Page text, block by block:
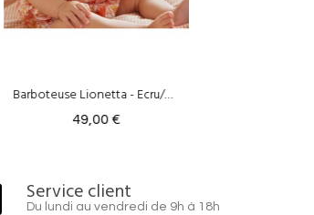
Barboteuse Lionetta - Ecru/Rose
65,00 €
Service client
Du lundi au vendredi de 9h à 18h